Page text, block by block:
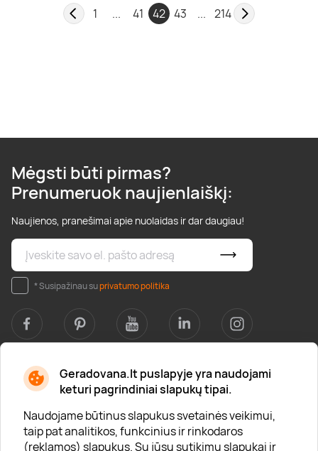
Geradovana.lt puslapyje yra naudojami
keturi pagrindiniai slapukų tipai.
Naudojame būtinus slapukus svetainės veikimui,
taip pat analitikos, funkcinius ir rinkodaros
(reklamos) slapukus. Su jūsų sutikimu slapukai ir
1 ... 41 42 43 ... 214
Mėgsti būti pirmas?
Prenumeruok naujienlaiškį:
Naujienos, pranešimai apie nuolaidas ir dar daugiau!
* Susipažinau suprivatumo politika
Apie mus
Apie „Gera Dovana“
Lojalumo klubas